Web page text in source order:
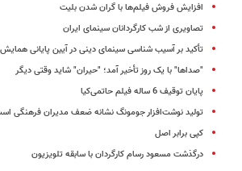
افزایش فروش فیلم‌ها با گران شدن بلیت
تصاویری از شب کارگردانان سینمای ایران
تأکید بر آسیب شناسی سینمای دینی در آیین پایانی
"صداها" با یک روز تأخیر آمد؛ "حیران" شاید وقتی دیگر
پایان توقیف 6 ساله فیلم حاتمی‌کیا
تولید نوشت‌افزار جومونگ نشانه ضعف مدیران فرهنگی
کپی برابر اصل
درگذشت مسعود رسام کارگردان با سابقه تلویزیون